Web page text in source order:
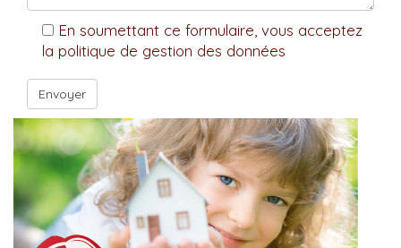
En soumettant ce formulaire, vous acceptez
la politique de gestion des données